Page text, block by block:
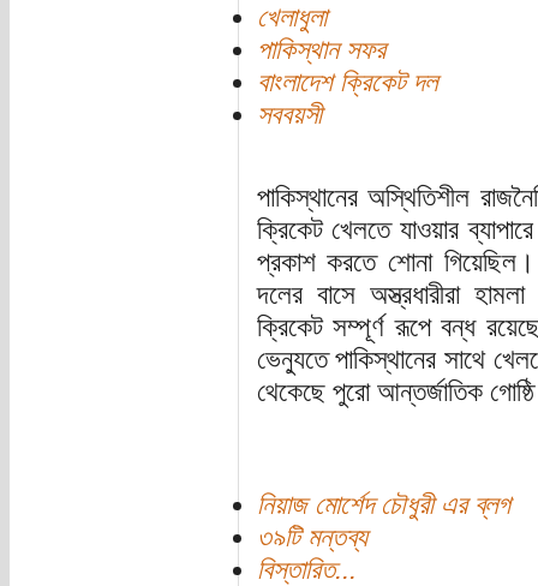
খেলাধুলা
পাকিস্থান সফর
বাংলাদেশ ক্রিকেট দল
সববয়সী
পাকিস্থানের অস্থিতিশীল
ক্রিকেট খেলতে যাওয়ার
প্রকাশ করতে শোনা
দলের বাসে অস্ত্রধারীরা
ক্রিকেট সম্পূর্ণ রূপে বন্ধ
ভেন্যুতে পাকিস্থানের সাথে
থেকেছে পুরো আন্তর্জাতিক
নিয়াজ মোর্শেদ চৌধুরী এর ব্লগ
৩৯টি মন্তব্য
বিস্তারিত...